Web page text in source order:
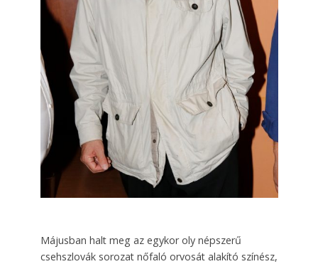
Májusban halt meg az egykor oly népszerű
csehszlovák sorozat nőfaló orvosát alakító színész,